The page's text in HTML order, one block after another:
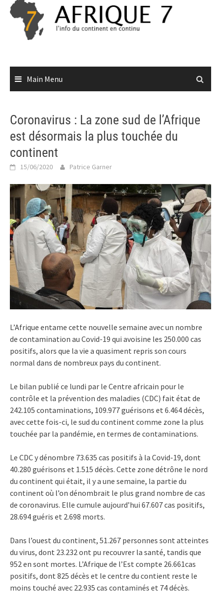
Skip
content
Main Menu
Coronavirus : La zone sud de l’Afrique
est désormais la plus touchée du
continent
15/06/2020 Patrice Garner
L’Afrique entame cette nouvelle semaine avec un nombre
de contamination au Covid-19 qui avoisine les 250.000 cas
positifs, alors que la vie a quasiment repris son cours
normal dans de nombreux pays du continent.
Le bilan publié ce lundi par le Centre africain pour le
contrôle et la prévention des maladies (CDC) fait état de
242.105 contaminations, 109.977 guérisons et 6.464 décès,
avec cette fois-ci, le sud du continent comme zone la plus
touchée par la pandémie, en termes de contaminations.
Le CDC y dénombre 73.635 cas positifs à la Covid-19, dont
40.280 guérisons et 1.515 décès. Cette zone détrône le nord
du continent qui était, il y a une semaine, la partie du
continent où l’on dénombrait le plus grand nombre de cas
de coronavirus. Elle cumule aujourd’hui 67.607 cas positifs,
28.694 guéris et 2.698 morts.
Dans l’ouest du continent, 51.267 personnes sont atteintes
du virus, dont 23.232 ont pu recouvrer la santé, tandis que
952 en sont mortes. L’Afrique de l’Est compte 26.661cas
positifs, dont 825 décès et le centre du contient reste le
moins touché avec 22.935 cas contaminés et 74 décès.